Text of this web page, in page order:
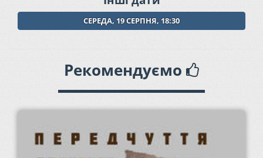
СЕРЕДА, 19 СЕРПНЯ, 18:30
Рекомендуємо